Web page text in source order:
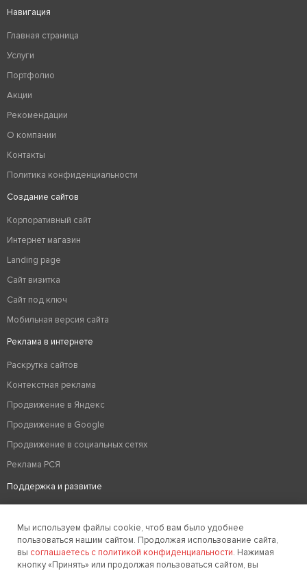
Навигация
Главная страница
Услуги
Портфолио
Акции
Рекомендации
О компании
Контакты
Политика конфиденциальности
Создание сайтов
Корпоративный сайт
Интернет магазин
Landing page
Сайт визитка
Сайт под ключ
Мобильная версия сайта
Реклама в интернете
Раскрутка сайтов
Контекстная реклама
Продвижение в Яндекс
Продвижение в Google
Продвижение в социальных сетях
Реклама РСЯ
Поддержка и развитие
Вывод из бана
Техподдержка сайтов
Мы используем файлы cookie, чтоб вам было удобнее
пользоваться нашим сайтом. Продолжая использование сайта,
вы соглашаетесь с политикой конфиденциальности. Нажимая
кнопку «Принять» или продолжая пользоваться сайтом, вы